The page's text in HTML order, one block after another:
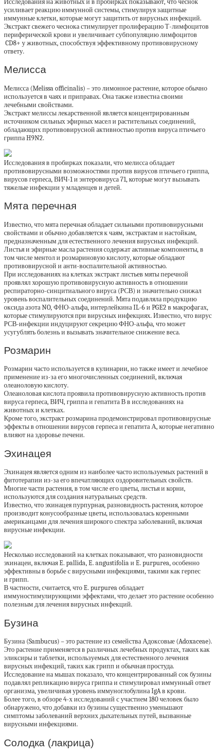
Исследования на животных и в пробирках показывают, что чеснок
усиливает реакцию иммунной системы, стимулируя защитные
иммунные клетки, которые могут защитить от вирусных инфекций.
Экстракт свежего чеснока стимулирует пролиферацию Т-лимфоцитов
периферической крови и увеличивает субпопуляцию лимфоцитов
CD8+ у животных, способствуя эффективному противовирусному
ответу.
Мелисса
Мелисса (Melissa officinalis) – это лимонное растение, которое обычно
используется в чаях и приправах. Она также известна своими
лечебными свойствами.
Экстракт мелиссы лекарственной является концентрированным
источником сильных эфирных масел и растительных соединений,
обладающих противовирусной активностью против вируса птичьего
гриппа H9N2.
Исследования в пробирках показали, что мелисса обладает
противовирусными возможностями против вирусов птичьего гриппа,
вирусов герпеса, ВИЧ-1 и энтеровируса 71, которые могут вызывать
тяжелые инфекции у младенцев и детей.
Мята перечная
Известно, что мята перечная обладает сильными противовирусными
свойствами и обычно добавляется к чаям, экстрактам и настойкам,
предназначенным для естественного лечения вирусных инфекций.
Листья и эфирные масла растения содержат активные компоненты, в
том числе ментол и розмариновую кислоту, которые обладают
противовирусной и анти-воспалительной активностью.
При исследованиях на клетках экстракт листьев мяты перечной
проявлял хорошую противовирусную активность в отношении
респираторно-синцитиального вируса (РСВ) и значительно снижал
уровень воспалительных соединений. Мята подавляла продукцию
оксида азота NO, ФНО-альфа, интерлейкина IL-6 и PGE2 в макрофагах,
которые стимулируются при вирусных инфекциях. Известно, что вирус
РСВ-инфекции индуцируют секрецию ФНО-альфа, что может
усугублять болезнь и вызывать значительное снижение веса.
Розмарин
Розмарин часто используется в кулинарии, но также имеет и лечебное
применение из-за его многочисленных соединений, включая
олеаноловую кислоту.
Олеаноловая кислота проявила противовирусную активность против
вируса герпеса, ВИЧ, гриппа и гепатита В в исследованиях на
животных и клетках.
Кроме того, экстракт розмарина продемонстрировал противовирусные
эффекты в отношении вирусов герпеса и гепатита А, которые негативно
влияют на здоровье печени.
Эхинацея
Эхинацея является одним из наиболее часто используемых растений в
фитотерапии из-за его впечатляющих оздоровительных свойств.
Многие части растения, в том числе его цветы, листья и корни,
используются для создания натуральных средств.
Известно, что эхинацея пурпурная, разновидность растения, которое
производит конусообразные цветы, использовалась коренными
американцами для лечения широкого спектра заболеваний, включая
вирусные инфекции.
Несколько исследований на клетках показывают, что разновидности
эхинацеи, включая E. pallida, E. angustifolia и E. purpurea, особенно
эффективны в борьбе с вирусными инфекциями, такими как герпес
и грипп.
В частности, считается, что E. purpurea обладает
иммуностимулирующими эффектами, что делает это растение особенно
полезным для лечения вирусных инфекций.
Бузина
Бузина (Sambucus) – это растение из семейства Адоксовые (Adoxaceae).
Это растение применяется в различных лечебных продуктах, таких как
эликсиры и таблетки, используемых для естественного лечения
вирусных инфекций, таких как грипп и обычная простуда.
Исследование на мышах показало, что концентрированный сок бузины
подавлял репликацию вируса гриппа и стимулировал иммунный ответ
организма, увеличивая уровень иммуноглобулина IgA в крови.
Более того, в обзоре 4-х исследований с участием 180 человек было
обнаружено, что добавки из бузины существенно уменьшают
симптомы заболеваний верхних дыхательных путей, вызванные
вирусными инфекциями.
Солодка (лакрица)